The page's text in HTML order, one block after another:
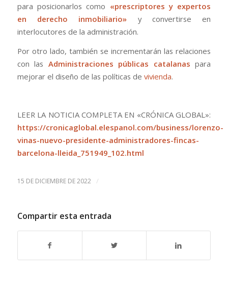
para posicionarlos como «prescriptores y expertos
en derecho inmobiliario» y convertirse en
interlocutores de la administración.
Por otro lado, también se incrementarán las relaciones
con las Administraciones públicas catalanas para
mejorar el diseño de las políticas de vivienda.
LEER LA NOTICIA COMPLETA EN «CRÓNICA GLOBAL»:
https://cronicaglobal.elespanol.com/business/lorenzo-
vinas-nuevo-presidente-administradores-fincas-
barcelona-lleida_751949_102.html
15 DE DICIEMBRE DE 2022 /
Compartir esta entrada